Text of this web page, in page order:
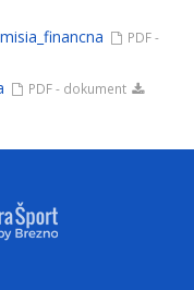
PDF -
PDF - dokument